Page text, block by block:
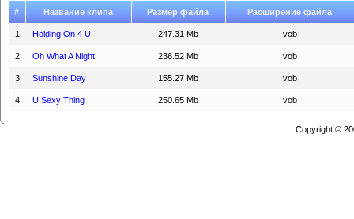
# Название клипа Размер файла Расширение файла
1 Holding On 4 U 247.31 Mb vob
2 Oh What A Night 236.52 Mb vob
3 Sunshine Day 155.27 Mb vob
4 U Sexy Thing 250.65 Mb vob
Copyright ©